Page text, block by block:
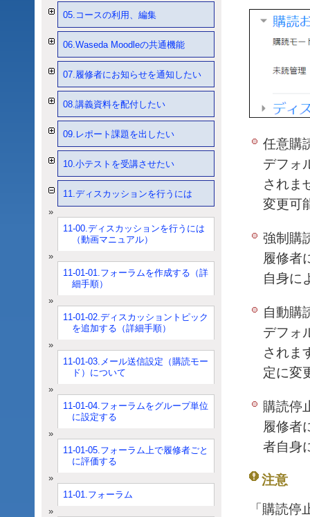
任意購
デフォ
されま
変更可
強制購
履修者
自身に
自動購
デフォ
されま
定に変
購読停
履修者
者自身
注意
「購読
05.コースの利用、編集
06.Waseda Moodleの共通機能
07.履修者にお知らせを通知したい
08.講義資料を配付したい
09.レポート課題を出したい
10.小テストを受講させたい
11.ディスカッションを行うには
11-00.ディスカッションを行うには
（動画マニュアル）
11-01-01.フォーラムを作成する（詳
細手順）
11-01-02.ディスカッショントピック
を追加する（詳細手順）
11-01-03.メール送信設定（購読モー
ド）について
11-01-04.フォーラムをグループ単位
に設定する
11-01-05.フォーラム上で履修者ごと
に評価する
11-01.フォーラム